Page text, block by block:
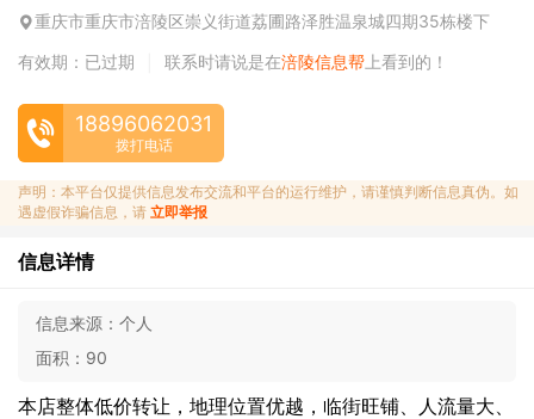
重庆市重庆市涪陵区崇义街道荔圃路泽胜温泉城四期35栋楼下
有效期：已过期
联系时请说是在涪陵信息帮 上看到的！
18896062031
拨打电话
声明：本平台仅提供信息发布交流和平台的运行维护，请谨慎判断信息真伪。如
遇虚假诈骗信息，请 立即举报
信息详情
信息来源： 个人
面积： 90
本店整体低价转让，地理位置优越，临街旺铺、人流量大、